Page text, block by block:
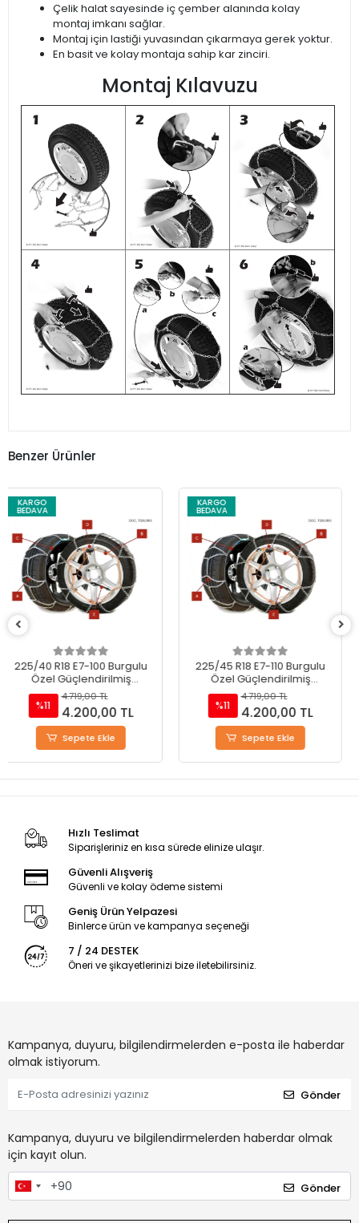
Çelik halat sayesinde iç çember alanında kolay
montaj imkanı sağlar.
Montaj için lastiği yuvasından çıkarmaya gerek yoktur.
En basit ve kolay montaja sahip kar zinciri.
Montaj Kılavuzu
Benzer Ürünler
KARGO
BEDAVA
225/45 R18 E7-110 Burgulu
Özel Güçlendirilmiş
Takmatik Kar Zinciri
%11
4.719,00 TL
4.200,00 TL
Sepete Ekle
KARGO
BEDAVA
245/45R18 E7-120 Burgulu
Özel Güçlendirilmiş
Takmatik Kar Zinciri
%11
4.719,00 TL
4.200,00 TL
Stokta Yok
Hızlı Teslimat
Siparişleriniz en kısa sürede elinize ulaşır.
Güvenli Alışveriş
Güvenli ve kolay ödeme sistemi
Geniş Ürün Yelpazesi
Binlerce ürün ve kampanya seçeneği
7 / 24 DESTEK
Öneri ve şikayetlerinizi bize iletebilirsiniz.
Kampanya, duyuru, bilgilendirmelerden e-posta ile haberdar
olmak istiyorum.
Gönder
Kampanya, duyuru ve bilgilendirmelerden haberdar olmak
için kayıt olun.
Gönder